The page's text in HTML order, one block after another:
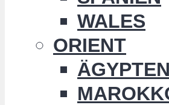
WALES
ORIENT
ÄGYPTEN